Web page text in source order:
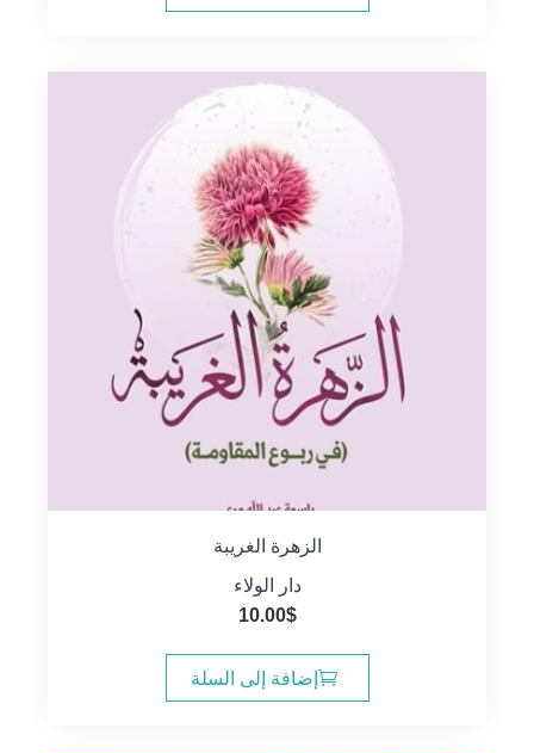
الزهرة الغريبة
دار الولاء
10.00$
إضافة إلى السلة